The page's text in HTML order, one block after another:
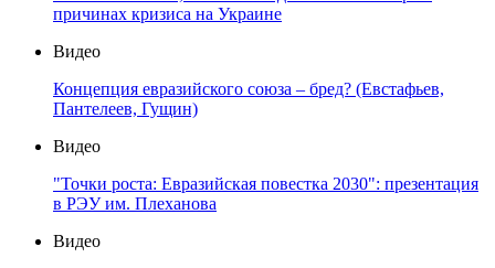
причинах кризиса на Украине
Видео
Концепция евразийского союза – бред? (Евстафьев,
Пантелеев, Гущин)
Видео
"Точки роста: Евразийская повестка 2030": презентация
в РЭУ им. Плеханова
Видео